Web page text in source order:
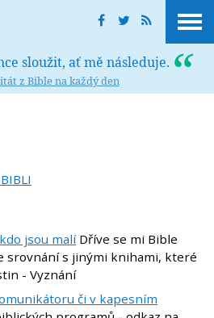
sloužit, ať mě následuje.
z Bible na každý den
jsou malíDříve se mi Bible
srovnání s jinými knihami, které
- Vyznání
či v kapesním